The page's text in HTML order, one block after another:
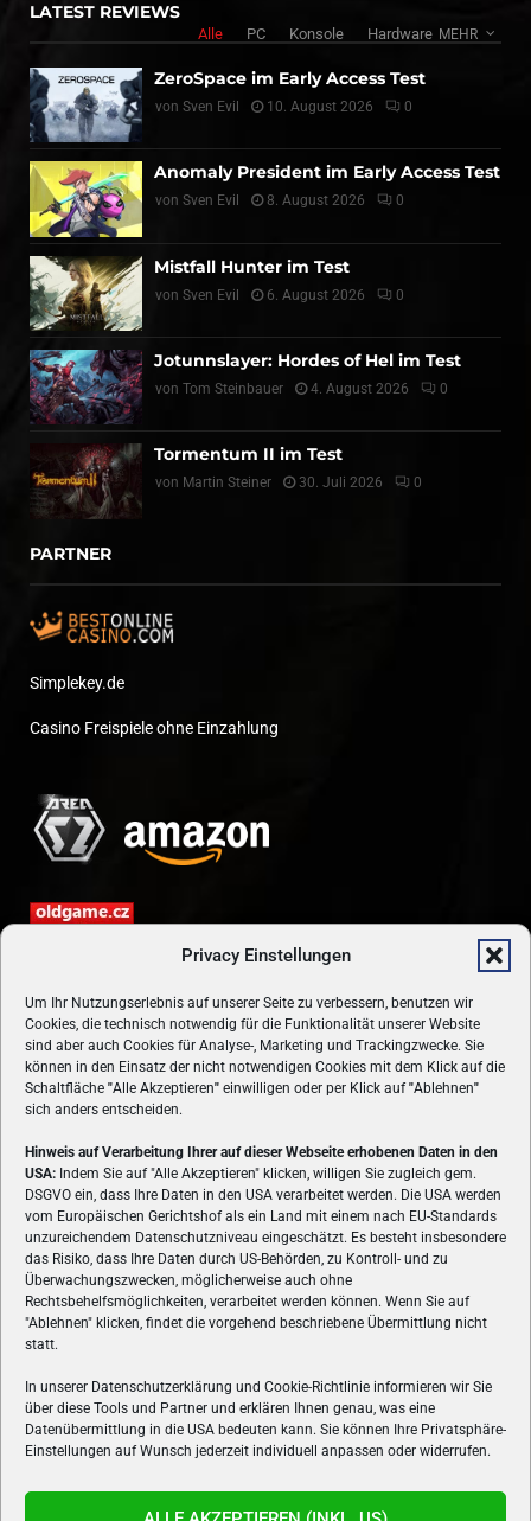
Privacy Einstellungen
Um Ihr Nutzungserlebnis auf unserer Seite zu verbessern, benutzen wir
Cookies, die technisch notwendig für die Funktionalität unserer Website
sind aber auch Cookies für Analyse-, Marketing und Trackingzwecke. Sie
können in den Einsatz der nicht notwendigen Cookies mit dem Klick auf die
Schaltfläche "Alle Akzeptieren" einwilligen oder per Klick auf"Ablehnen"
sich anders entscheiden.
Hinweis auf Verarbeitung Ihrer auf dieser Webseite erhobenen Daten in den
USA: Indem Sie auf "Alle Akzeptieren" klicken, willigen Sie zugleich gem.
DSGVO ein, dass Ihre Daten in den USA verarbeitet werden. Die USA werden
vom Europäischen Gerichtshof als ein Land mit einem nach EU-Standards
unzureichendem Datenschutzniveau eingeschätzt. Es besteht insbesondere
das Risiko, dass Ihre Daten durch US-Behörden, zu Kontroll- und zu
Überwachungszwecken, möglicherweise auch ohne
Rechtsbehelfsmöglichkeiten, verarbeitet werden können. Wenn Sie auf
"Ablehnen" klicken, findet die vorgehend beschriebene Übermittlung nicht
statt.
In unserer Datenschutzerklärung und Cookie-Richtlinie informieren wir Sie
über diese Tools und Partner und erklären Ihnen genau, was eine
Datenübermittlung in die USA bedeuten kann. Sie können Ihre Privatsphäre-
Einstellungen auf Wunsch jederzeit individuell anpassen oder widerrufen.
LATEST REVIEWS
Alle PC Konsole Hardware MEHR
ZeroSpace im Early Access Test
von Sven Evil 10. August 2026 0
Anomaly President im Early Access Test
von Sven Evil 8. August 2026 0
Mistfall Hunter im Test
von Sven Evil 6. August 2026 0
Jotunnslayer: Hordes of Hel im Test
von Tom Steinbauer 4. August 2026 0
Tormentum II im Test
von Martin Steiner 30. Juli 2026 0
PARTNER
Simplekey.de
Casino Freispiele ohne Einzahlung
ÜBER UNS
VON GAMERN, FÜR GAMER! Gamers.at ist das älteste Online-
Spielemagazin Österreichs und bringt täglich aktuelle News,
Reviews und Videos zu PC- und Konsolenspielen, Gaming-
Hardware und aus der Welt des e-Sport's.
FOLGE UNS